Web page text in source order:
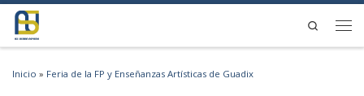
Saltar al contenido
Search
Inicio » Feria de la FP y Enseñanzas Artísticas de Guadix